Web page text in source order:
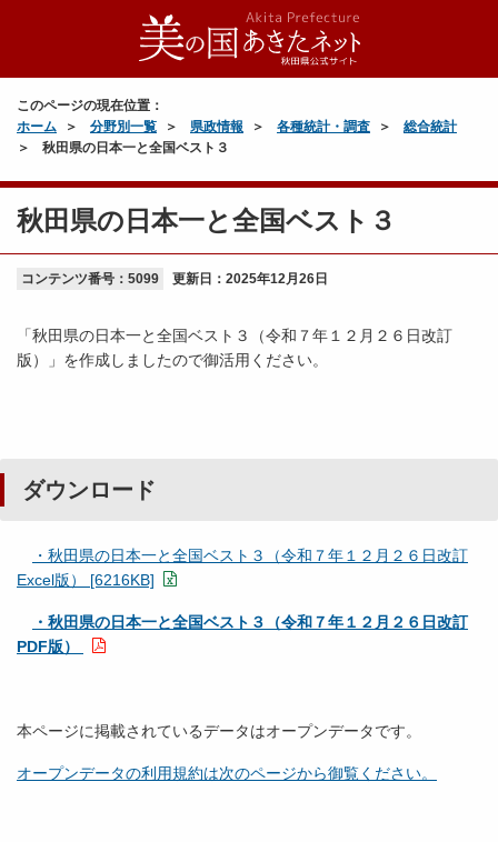
このページの現在位置：
ホーム
分野別一覧 県政情報 各種統計・調査
総合統計
秋田県の日本一と全国ベスト３
秋田県の日本一と全国ベスト３
コンテンツ番号：5099 更新日： 2025年12月26日
「秋田県の日本一と全国ベスト３（令和７年１２月２６日改訂
版）」を作成しましたので御活用ください。
ダウンロード
・秋田県の日本一と全国ベスト３（令和７年１２月２６日改訂
Excel版） [6216KB]
・秋田県の日本一と全国ベスト３（令和７年１２月２６日改訂
PDF版）
本ページに掲載されているデータはオープンデータです。
オープンデータの利用規約は次のページから御覧ください。